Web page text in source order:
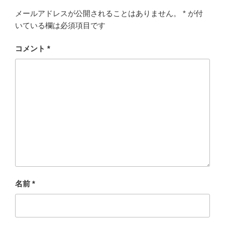
メールアドレスが公開されることはありません。 * が付
いている欄は必須項目です
コメント *
名前 *